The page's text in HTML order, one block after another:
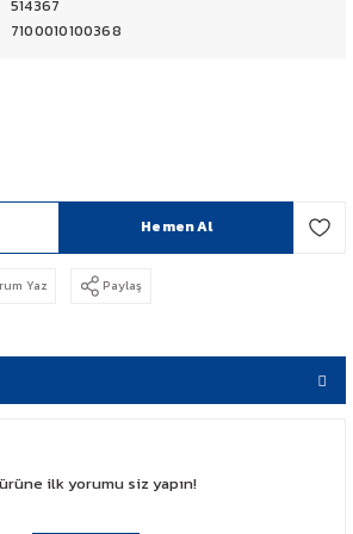
PCX 125-150
CB 125 F
NX 500
514367
7100010100368
Hemen Al
Yaz Paylaş
ilk yorumu siz yapın!